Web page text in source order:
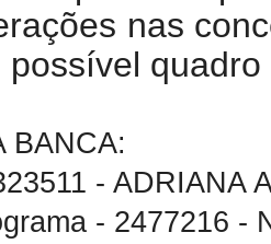
nas
BANCA:
- ADRIANA
- 2477216 -